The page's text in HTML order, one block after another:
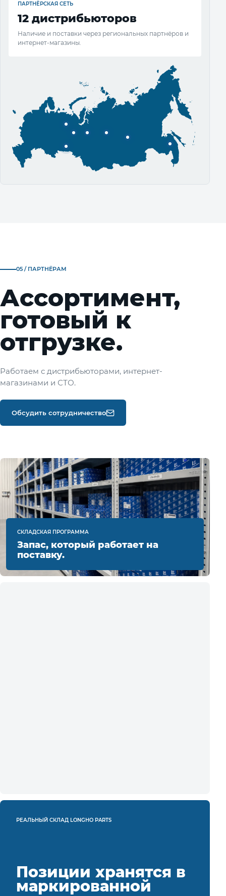
ПАРТНЁРСКАЯ СЕТЬ
12 дистрибьюторов
Наличие и поставки через региональных партнёров и
интернет-магазины.
05 / ПАРТНЁРАМ
Ассортимент,
готовый к
отгрузке.
Работаем с дистрибьюторами, интернет-
магазинами и СТО.
Обсудить сотрудничество
СКЛАДСКАЯ ПРОГРАММА
Запас, который работает на
поставку.
РЕАЛЬНЫЙ СКЛАД LONGHO PARTS
Позиции хранятся в
маркированной